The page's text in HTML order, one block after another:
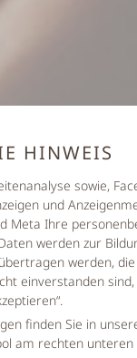
HINWEIS
sowie,
und
Meta Ihre
werden zur
werden,
einverstanden
finden Sie in
am rechten